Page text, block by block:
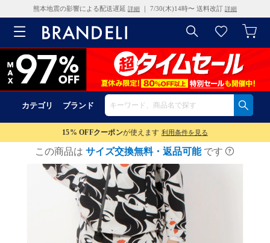
熊本地震の影響による配送遅延 詳細 ｜ 7/30(木)14時〜 送料改訂 詳細
カテゴリ ブランド
15% OFFクーポンが使えます 利用条件を見る
この商品は サイズ交換無料・返品可能 です